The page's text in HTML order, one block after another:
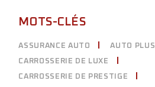
MOTS-CLÉS
ASSURANCE AUTO AUTO PLUS
CARROSSERIE DE LUXE
CARROSSERIE DE PRESTIGE